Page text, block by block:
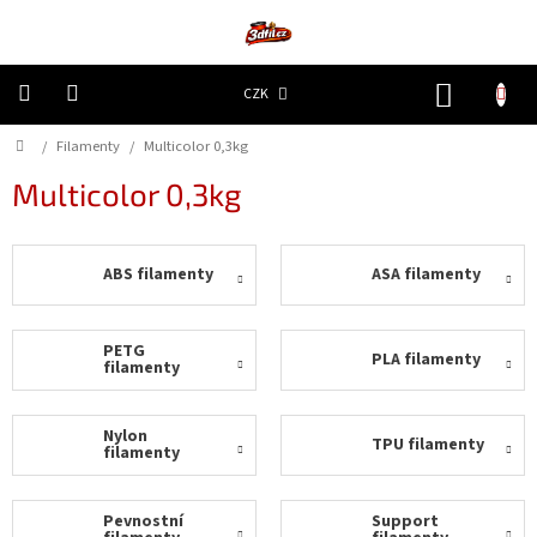
CZK
díly
ceny
Domů
/ Filamenty / Multicolor 0,3kg
Multicolor 0,3kg
ABS filamenty ASA filamenty
PETG
filamenty PLA filamenty
Nylon
filamenty TPU filamenty
Pevnostní Support